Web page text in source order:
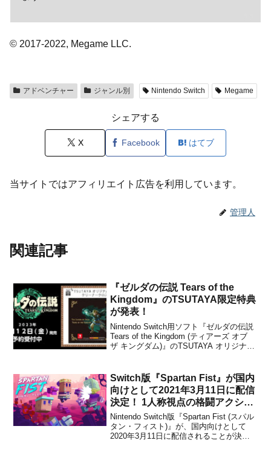
© 2017-2022, Megame LLC.
アドベンチャー ジャンル別 Nintendo Switch Megame
シェアする
X Facebook はてブ
当サイトではアフィリエイト広告を利用しています。
管理人
関連記事
『ゼルダの伝説 Tears of the
Kingdom』のTSUTAYA限定特典
が発表！
Nintendo Switch用ソフト『ゼルダの伝説
Tears of the Kingdom (ティアーズ オブ
ザ キングダム)』のTSUTAYA オリジナル
ナークロス」がもらえるとのこと。な
お、こ...
Switch版『Spartan Fist』が国内
向けとして2021年3月11日に配信
決定！ 1人称視点の格闘アクショ
ン・ローグライクゲーム
Nintendo Switch版『Spartan Fist (スパル
タン・フィスト)』が、国内向けとして
2020年3月11日に配信されることが決定